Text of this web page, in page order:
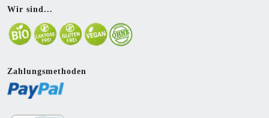
Wir sind...
Zahlungsmethoden